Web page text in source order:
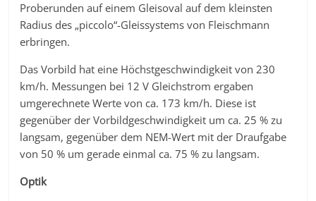
Proberunden auf einem Gleisoval auf dem kleinsten
Radius des „piccolo“-Gleissystems von Fleischmann
erbringen.
Das Vorbild hat eine Höchstgeschwindigkeit von 230
km/h. Messungen bei 12 V Gleichstrom ergaben
umgerechnete Werte von ca. 173 km/h. Diese ist
gegenüber der Vorbildgeschwindigkeit um ca. 25 % zu
langsam, gegenüber dem NEM-Wert mit der Draufgabe
von 50 % um gerade einmal ca. 75 % zu langsam.
Optik